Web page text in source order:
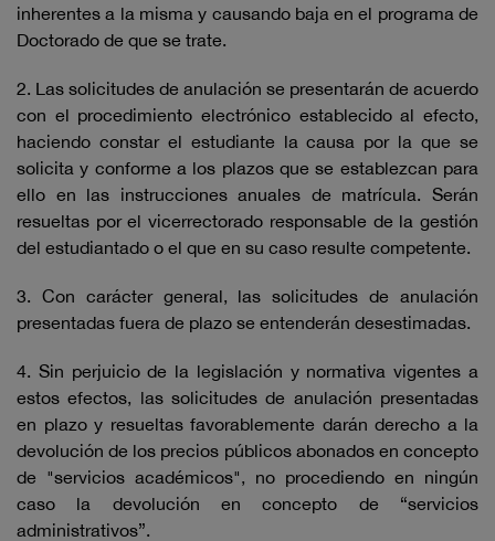
inherentes a la misma y causando baja en el programa de
Doctorado de que se trate.
2. Las solicitudes de anulación se presentarán de acuerdo
con el procedimiento electrónico establecido al efecto,
haciendo constar el estudiante la causa por la que se
solicita y conforme a los plazos que se establezcan para
ello en las instrucciones anuales de matrícula. Serán
resueltas por el vicerrectorado responsable de la gestión
del estudiantado o el que en su caso resulte competente.
3. Con carácter general, las solicitudes de anulación
presentadas fuera de plazo se entenderán desestimadas.
4. Sin perjuicio de la legislación y normativa vigentes a
estos efectos, las solicitudes de anulación presentadas
en plazo y resueltas favorablemente darán derecho a la
devolución de los precios públicos abonados en concepto
de "servicios académicos", no procediendo en ningún
caso la devolución en concepto de “servicios
administrativos”.